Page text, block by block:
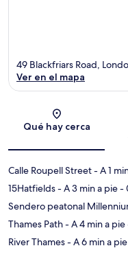
49 Blackfriars Road,
Ver en el mapa
Qué hay cerca
Calle Roupell Street- A 1
15Hatfields- A 3 min a pie-
Sendero peatonal
Thames Path- A 4 min a pie
River Thames- A 6 min a pie